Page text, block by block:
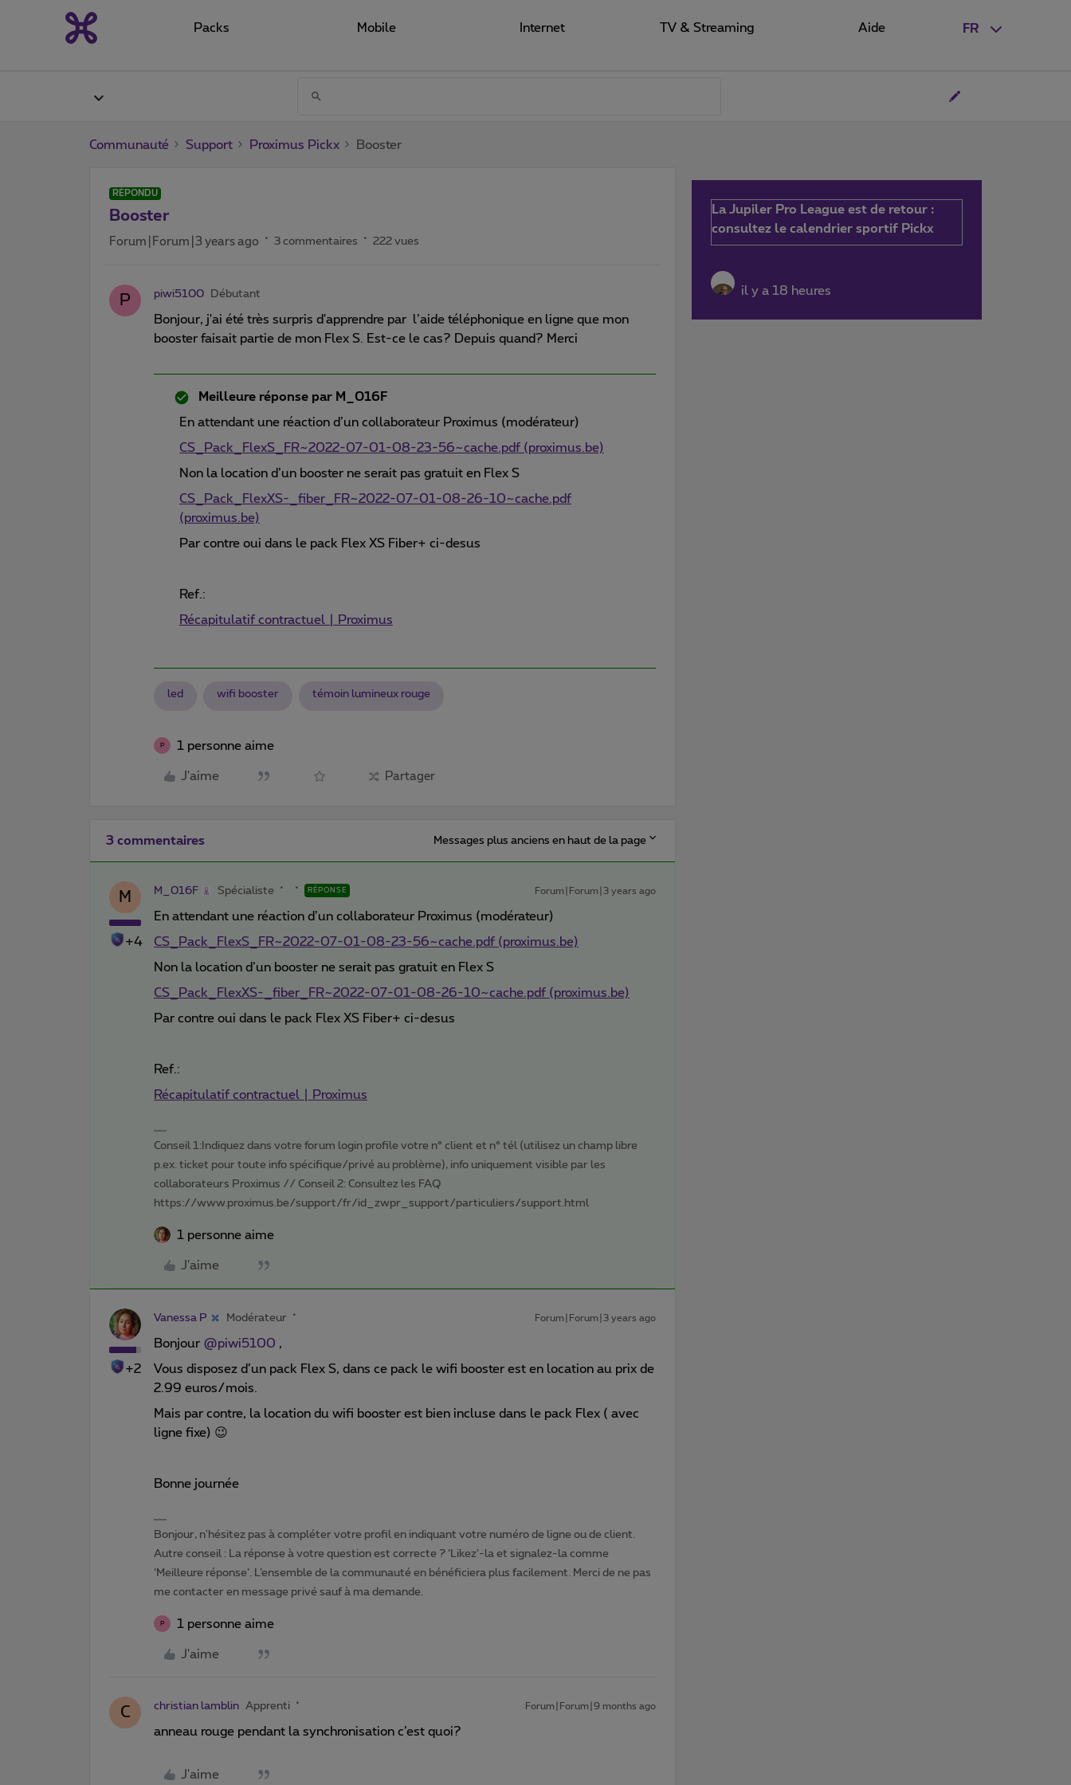
FR
Packs Mobile Internet TV & Streaming Aide
Communauté Support Proximus Pickx Booster
RÉPONDU
Booster
Forum|Forum|3 years ago 3 commentaires 222 vues
P piwi5100 Débutant
Bonjour, j'ai été très surpris d'apprendre par l’aide téléphonique en ligne que mon
booster faisait partie de mon Flex S. Est-ce le cas? Depuis quand? Merci
Meilleure réponse par M_016F
En attendant une réaction d’un collaborateur Proximus (modérateur)
CS_Pack_FlexS_FR~2022-07-01-08-23-56~cache.pdf (proximus.be)
Non la location d’un booster ne serait pas gratuit en Flex S
CS_Pack_FlexXS-_fiber_FR~2022-07-01-08-26-10~cache.pdf
(proximus.be)
Par contre oui dans le pack Flex XS Fiber+ ci-desus
Ref.:
Récapitulatif contractuel | Proximus
led wifi booster témoin lumineux rouge
P 1 personne aime
J'aime Partager
3 commentaires Messages plus anciens en haut de la page
M
+4
M_016F Spécialiste RÉPONSE Forum|Forum|3 years ago
En attendant une réaction d’un collaborateur Proximus (modérateur)
CS_Pack_FlexS_FR~2022-07-01-08-23-56~cache.pdf (proximus.be)
Non la location d’un booster ne serait pas gratuit en Flex S
CS_Pack_FlexXS-_fiber_FR~2022-07-01-08-26-10~cache.pdf (proximus.be)
Par contre oui dans le pack Flex XS Fiber+ ci-desus
Ref.:
Récapitulatif contractuel | Proximus
Conseil 1:Indiquez dans votre forum login profile votre n° client et n° tél (utilisez un champ libre
p.ex. ticket pour toute info spécifique/privé au problème), info uniquement visible par les
collaborateurs Proximus // Conseil 2: Consultez les FAQ
https://www.proximus.be/support/fr/id_zwpr_support/particuliers/support.html
1 personne aime
J'aime
+2
Vanessa P Modérateur Forum|Forum|3 years ago
Bonjour @piwi5100 ,
Vous disposez d’un pack Flex S, dans ce pack le wifi booster est en location au prix de
2.99 euros/mois.
Mais par contre, la location du wifi booster est bien incluse dans le pack Flex ( avec
ligne fixe) 😉
Bonne journée
Bonjour, n'hésitez pas à compléter votre profil en indiquant votre numéro de ligne ou de client.
Autre conseil : La réponse à votre question est correcte ? ‘Likez’-la et signalez-la comme
‘Meilleure réponse’. L’ensemble de la communauté en bénéficiera plus facilement. Merci de ne pas
me contacter en message privé sauf à ma demande.
P 1 personne aime
J'aime
C christian lamblin Apprenti Forum|Forum|9 months ago
anneau rouge pendant la synchronisation c’est quoi?
J'aime
La Jupiler Pro League est de retour :
consultez le calendrier sportif Pickx
il y a 18 heures